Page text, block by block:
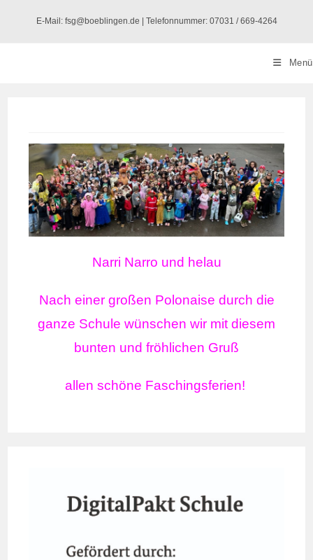
E-Mail: fsg@boeblingen.de | Telefonnummer: 07031 / 669-4264
Menü
Narri Narro und helau
Nach einer großen Polonaise durch die
ganze Schule wünschen wir mit diesem
bunten und fröhlichen Gruß
allen schöne Faschingsferien!